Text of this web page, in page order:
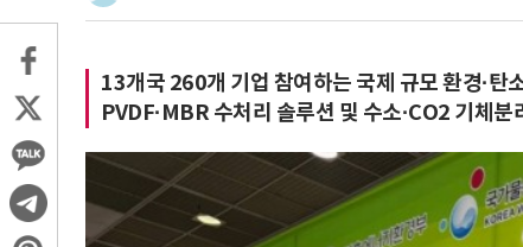
13개국 260개 기업 참여하는 국제 규모 환경·탄
PVDF·MBR 수처리 솔루션 및 수소·CO2 기체분